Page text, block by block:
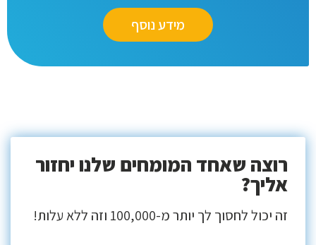
מידע נוסף
רוצה שאחד המומחים שלנו יחזור
אליך?
זה יכול לחסוך לך יותר מ-100,000 וזה ללא עלות!